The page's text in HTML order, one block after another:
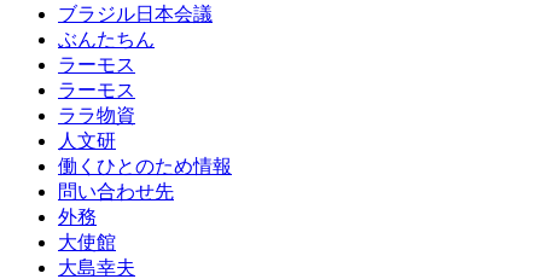
ブラジル日本会議
ぶんたちん
ラーモス
ラーモス
ララ物資
人文研
働くひとのため情報
問い合わせ先
外務
大使館
大島幸夫